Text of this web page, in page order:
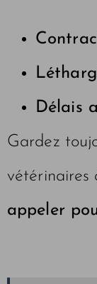
Délais
Gardez
vétérinaires
appeler